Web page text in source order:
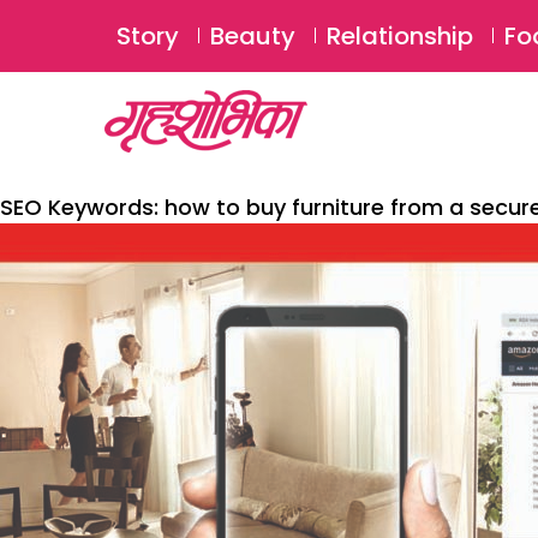
Story Beauty Relationship
SEO Keywords: how to buy furniture from a